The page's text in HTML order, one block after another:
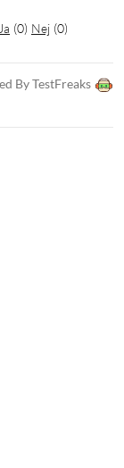
(0) Nej (0)
By TestFreaks